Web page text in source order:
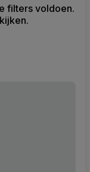
filters voldoen.